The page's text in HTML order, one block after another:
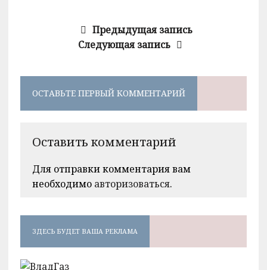
Предыдущая запись
Следующая запись
ОСТАВЬТЕ ПЕРВЫЙ КОММЕНТАРИЙ
Оставить комментарий
Для отправки комментария вам
необходимо авторизоваться.
ЗДЕСЬ БУДЕТ ВАША РЕКЛАМА